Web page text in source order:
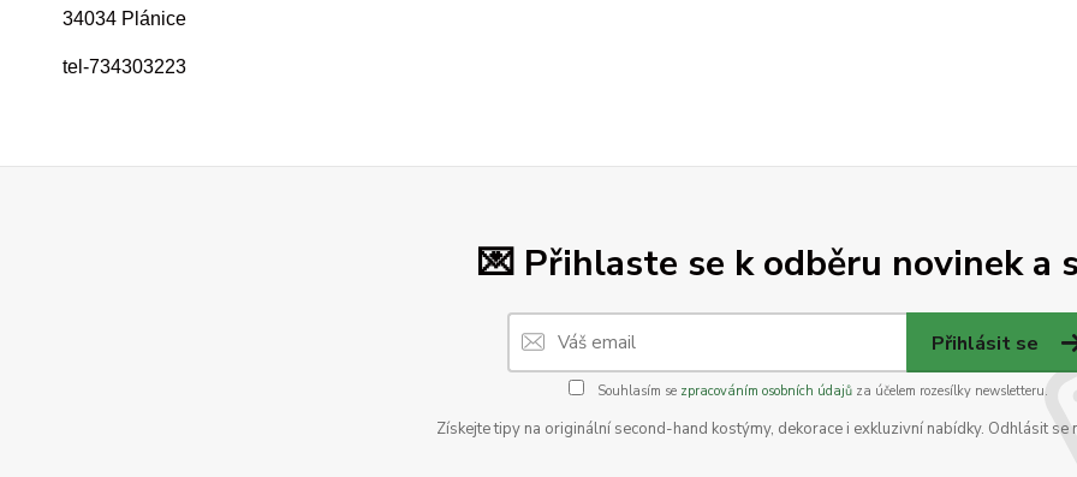
34034 Plánice
tel-734303223
💌 Přihlaste se k odběru novinek a
Přihlásit se
Souhlasím se zpracováním osobních údajůza účelem rozesílky newsletteru.
Získejte tipy na originální second-hand kostýmy, dekorace i exkluzivní nabídky. Odhlásit se